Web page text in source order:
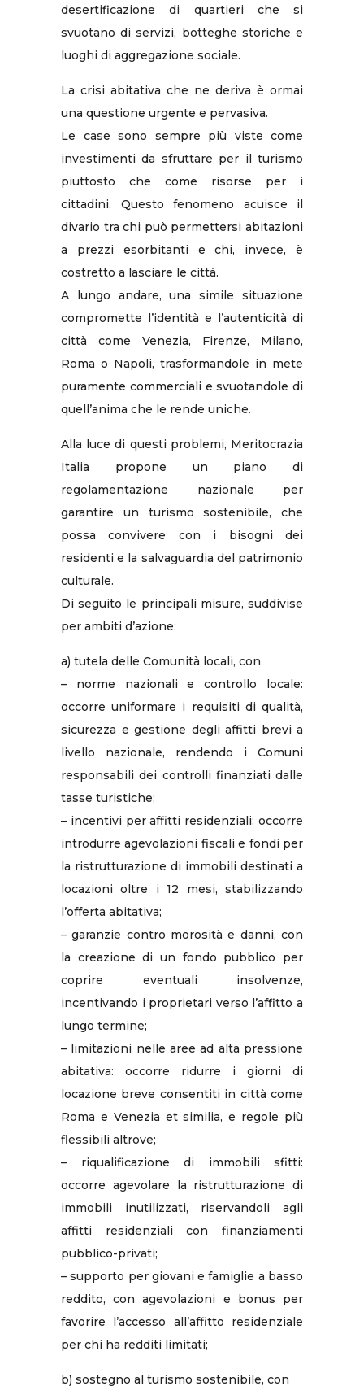
desertificazione di quartieri che si
svuotano di servizi, botteghe storiche e
luoghi di aggregazione sociale.
La crisi abitativa che ne deriva è ormai
una questione urgente e pervasiva.
Le case sono sempre più viste come
investimenti da sfruttare per il turismo
piuttosto che come risorse per i
cittadini. Questo fenomeno acuisce il
divario tra chi può permettersi abitazioni
a prezzi esorbitanti e chi, invece, è
costretto a lasciare le città.
A lungo andare, una simile situazione
compromette l’identità e l’autenticità di
città come Venezia, Firenze, Milano,
Roma o Napoli, trasformandole in mete
puramente commerciali e svuotandole di
quell’anima che le rende uniche.
Alla luce di questi problemi, Meritocrazia
Italia propone un piano di
regolamentazione nazionale per
garantire un turismo sostenibile, che
possa convivere con i bisogni dei
residenti e la salvaguardia del patrimonio
culturale.
Di seguito le principali misure, suddivise
per ambiti d’azione:
a) tutela delle Comunità locali, con
– norme nazionali e controllo locale:
occorre uniformare i requisiti di qualità,
sicurezza e gestione degli affitti brevi a
livello nazionale, rendendo i Comuni
responsabili dei controlli finanziati dalle
tasse turistiche;
– incentivi per affitti residenziali: occorre
introdurre agevolazioni fiscali e fondi per
la ristrutturazione di immobili destinati a
locazioni oltre i 12 mesi, stabilizzando
l’offerta abitativa;
– garanzie contro morosità e danni, con
la creazione di un fondo pubblico per
coprire eventuali insolvenze,
incentivando i proprietari verso l’affitto a
lungo termine;
– limitazioni nelle aree ad alta pressione
abitativa: occorre ridurre i giorni di
locazione breve consentiti in città come
Roma e Venezia et similia, e regole più
flessibili altrove;
– riqualificazione di immobili sfitti:
occorre agevolare la ristrutturazione di
immobili inutilizzati, riservandoli agli
affitti residenziali con finanziamenti
pubblico-privati;
– supporto per giovani e famiglie a basso
reddito, con agevolazioni e bonus per
favorire l’accesso all’affitto residenziale
per chi ha redditi limitati;
b) sostegno al turismo sostenibile, con